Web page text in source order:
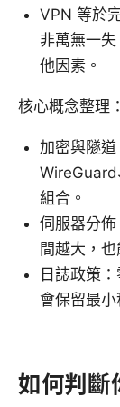
VPN 等於
非萬無一
他因素。
核心概念整理：
加密與隧道
WireGuard
組合。
伺服器分
間越大，也
日誌政策
會保留最
如何判斷